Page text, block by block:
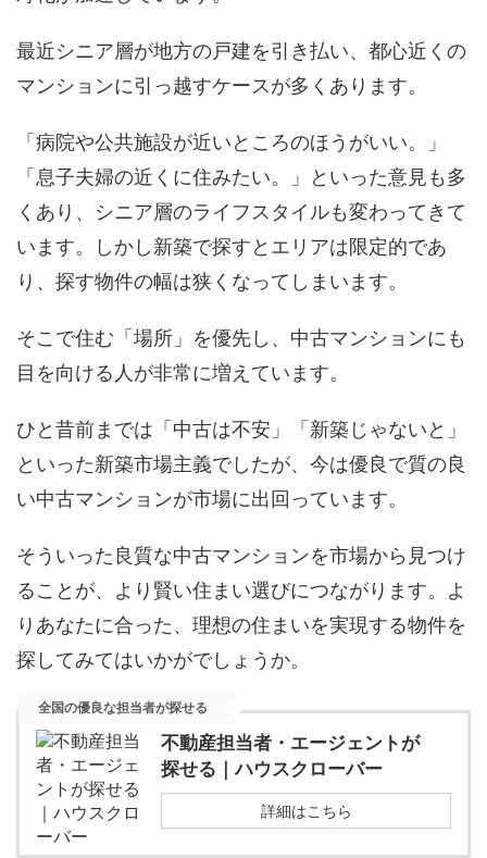
最近シニア層が地方の戸建を引き払い、都心近くの
マンションに引っ越すケースが多くあります。
「病院や公共施設が近いところのほうがいい。」
「息子夫婦の近くに住みたい。」といった意見も多
くあり、シニア層のライフスタイルも変わってきて
います。しかし新築で探すとエリアは限定的であ
り、探す物件の幅は狭くなってしまいます。
そこで住む「場所」を優先し、中古マンションにも
目を向ける人が非常に増えています。
ひと昔前までは「中古は不安」「新築じゃないと」
といった新築市場主義でしたが、今は優良で質の良
い中古マンションが市場に出回っています。
そういった良質な中古マンションを市場から見つけ
ることが、より賢い住まい選びにつながります。よ
りあなたに合った、理想の住まいを実現する物件を
探してみてはいかがでしょうか。
全国の優良な担当者が探せる
不動産担当者・エージェントが
探せる｜ハウスクローバー
詳細はこちら